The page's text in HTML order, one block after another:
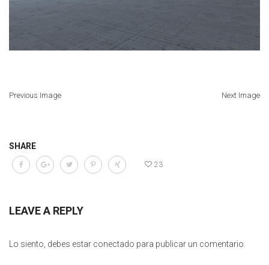
Previous Image Next Image
SHARE
23
LEAVE A REPLY
Lo siento, debes estar conectado para publicar un comentario.